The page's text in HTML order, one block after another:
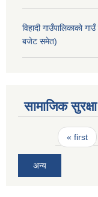
विहादी गाउँपालिकाको
बजेट समेत)
सामाजिक सुरक्षा
Pages« first
अन्य